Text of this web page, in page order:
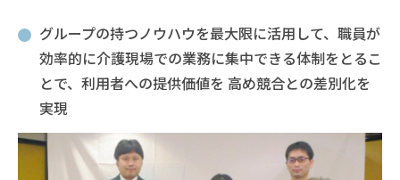
グループの持つノウハウを最大限に活用して、職員が
効率的に介護現場での業務に集中できる体制をとるこ
とで、利用者への提供価値を 高め競合との差別化を
実現